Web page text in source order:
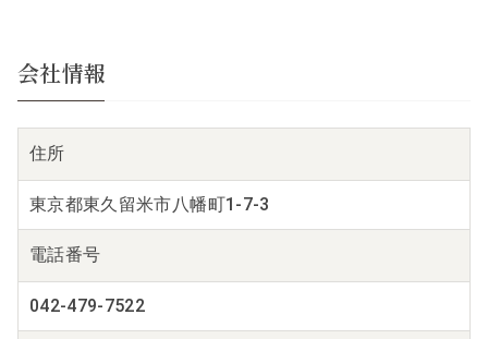
会社情報
住所
東京都東久留米市八幡町1-7-3
電話番号
042-479-7522